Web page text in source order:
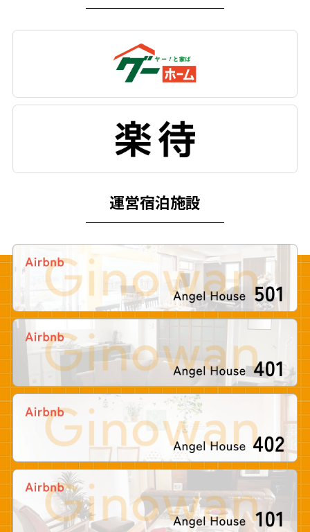
Pure Css Animated
Background
運営宿泊施設